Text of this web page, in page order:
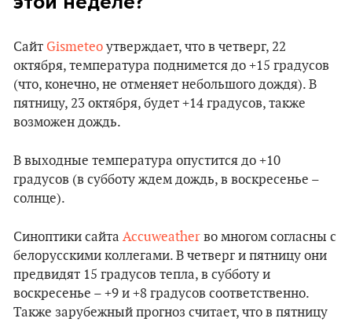
Сайт Gismeteo утверждает, что в четверг, 22
октября, температура поднимется до +15 градусов
(что, конечно, не отменяет небольшого дождя). В
пятницу, 23 октября, будет +14 градусов, также
возможен дождь.
В выходные температура опустится до +10
градусов (в субботу ждем дождь, в воскресенье –
солнце).
Синоптики сайта Accuweather во многом согласны с
белорусскими коллегами. В четверг и пятницу они
предвидят 15 градусов тепла, в субботу и
воскресенье – +9 и +8 градусов соответственно.
Также зарубежный прогноз считает, что в пятницу